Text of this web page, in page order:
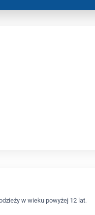
w wieku powyżej 12 lat.